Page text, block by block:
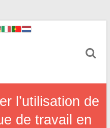
l’utilisation de
de travail en